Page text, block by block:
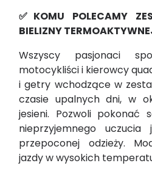
✅KOMU POLECAMY
BIELIZNY
Wszyscy pasjonaci
motocykliści i kierowcy
i getry wchodzące w
czasie upalnych dni, w
jesieni. Pozwoli pokonać
nieprzyjemnego
przepoconej odzieży.
jazdy w wysokich